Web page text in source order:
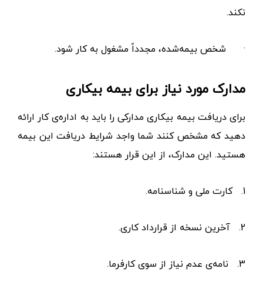
نکند.
· شخص بیمه‌شده، مجدداً مشغول به کار شود.
مدارک مورد نیاز برای بیمه بیکاری
برای دریافت بیمه بیکاری مدارکی را باید به اداره‌ی کار ارائه
دهید که مشخص کنند شما واجد شرایط دریافت این بیمه
هستید. این مدارک، از این قرار هستند:
1. کارت ملی و شناسنامه.
2. آخرین نسخه از قرارداد کاری.
3. نامه‌ی عدم نیاز از سوی کارفرما.